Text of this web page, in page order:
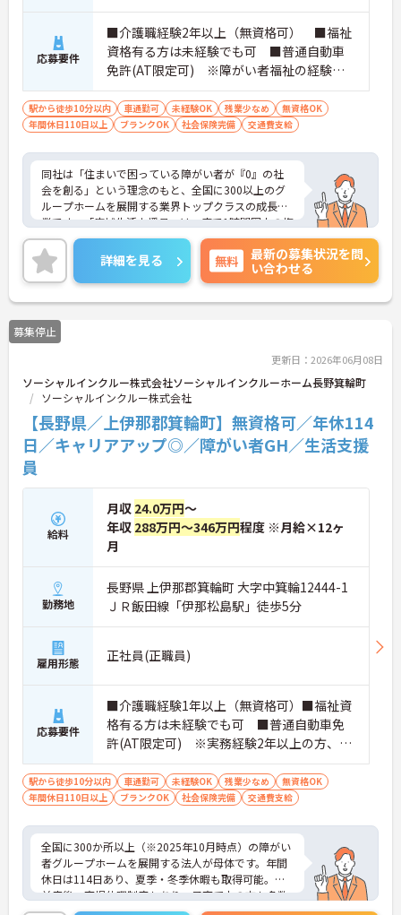
備」により現場の負担が大幅に軽減されています。
ご利用者様の安全性はもちろん、働くスタッフにと
っても身体的負担が少なく、高いモチベーションを
保って業務に集中できます。
応募要件
■介護職経験2年以上（無資格可） ■福祉
資格有る方は未経験でも可 ■普通自動車
免許(AT限定可) ※障がい者福祉の経験は
不問です。※実務経験2年以上の方、障がい
者福祉に関する経験をお持ちの方大歓迎
駅から徒歩10分以内 車通勤可 未経験OK 残業少なめ
無資格OK
年間休日110日以上
ブランクOK 社会保険完備 交通費支給
同社は「住まいで困っている障がい者が『0』の社
会を創る」という理念のもと、全国に300以上のグ
ループホームを展開する業界トップクラスの成長企
業です。「広域生活支援員」は、車で1時間圏内の複
数施設を横断的に担当し、現場支援とパートスタッ
フのサポートを行うハイクラスなポジションです。
最新設備とバリアフリーが完備され、スタッフの身
体的負担が少なく、広域手当5万円が付与されるこ
とで高い給与水準を実現しています。年間休日114
日の確保や、献立・レシピの完全標準化による業務
効率化など、ワークライフバランスを保ちながら定
います。複数施設を経験することで培われるマネジ
メント視点は、将来的なエリアマネージャーへのキ
ャリアアップにも直結しており、最新の環境で専門
性を発揮したいプロフェッショナルの方にお勧めで
す。
ームのパートスタッフの教育やサポートにも携わる
ことができ、現場の介助業務にとどまらず、施設運
営や人材育成の視点を養うことで、将来のエリアマ
ネージャー候補としてのステップアップに直結しま
があり、20代から60代まで幅広い年代が活躍してい
ます。年間休日も114日確保されているため、無理
なく長期的なキャリアを築いていただけます。
・全施設がバリアフリー設計かつ最新設備を備えて
おり、清潔感にあふれた美しい環境です。ハード面
に加え、ソフト面でも「献立の事前決定・レシピ完
備」により現場の負担が大幅に軽減されています。
ご利用者様の安全性はもちろん、働くスタッフにと
っても身体的負担が少なく、高いモチベーションを
保って業務に集中できます。
詳細を見る 無料
最新の募集状況を問
い合わせる
募集停止
更新日：2026年06月08日
ソーシャルインクルー株式会社ソーシャルインクルーホーム長野箕輪町
ソーシャルインクルー株式会社
【長野県／上伊那郡箕輪町】無資格可／年休114
日／キャリアアップ◎／障がい者GH／生活支援
員
給料
月収 24.0万円～
年収 288万円～346万円程度 ※月給×12ヶ
月
勤務地
長野県 上伊那郡箕輪町 大字中箕輪12444-1
ＪＲ飯田線「伊那松島駅」徒歩5分
雇用形態 正社員(正職員)
応募要件
■介護職経験1年以上（無資格可）■福祉資
格有る方は未経験でも可 ■普通自動車免
許(AT限定可) ※実務経験2年以上の方、障
がい者福祉に関する経験をお持ちの方大歓
迎
駅から徒歩10分以内 車通勤可 未経験OK 残業少なめ
無資格OK
年間休日110日以上
ブランクOK 社会保険完備 交通費支給
全国に300か所以上（※2025年10月時点）の障がい
者グループホームを展開する法人が母体です。年間
休日は114日あり、夏季・冬季休暇も取得可能。産
前産後・育児休暇制度もあり、子育て中の方も多数
活躍中で、ワークライフバランスを大切にしながら